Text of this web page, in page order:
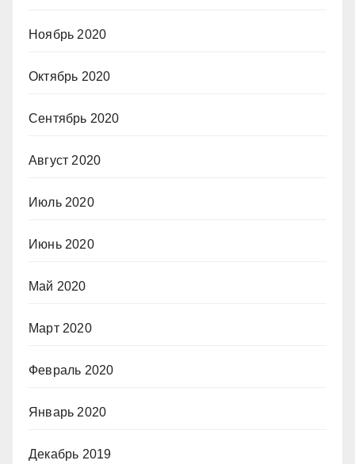
Ноябрь 2020
Октябрь 2020
Сентябрь 2020
Август 2020
Июль 2020
Июнь 2020
Май 2020
Март 2020
Февраль 2020
Январь 2020
Декабрь 2019